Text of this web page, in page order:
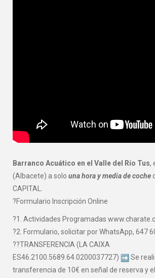
Barranco Acuático en el Valle del Río Tus,
(Albacete) a solo una hora y media de coche
CAPITAL.
?Formulario Inscripción Online
?1. Actividades Programadas
?2. Formulario, solicitar por WhatsApp, 647
??TRANSFERENCIA (LA CAIXA
ES46.2100.5689.64.0200037727)
Se
transferencia de 10€ en señal de reserva y